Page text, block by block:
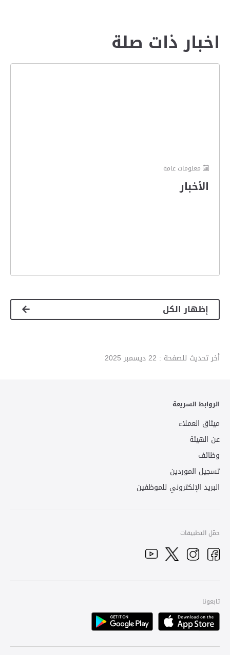
اخبار ذات صلة
معلومات عامة
الأخبار
إظهار الكل
أخر تحديث للصفحة : 22 ديسمبر 2025
الروابط السريعة
ميثاق العملاء
عن الهيئة
وظائف
تسجيل الموردين
البريد الإلكتروني للموظفين
حمّل التطبيقات
Facebook
Instagram
Twitter
YouTube
تابعونا
Apple
Playstore